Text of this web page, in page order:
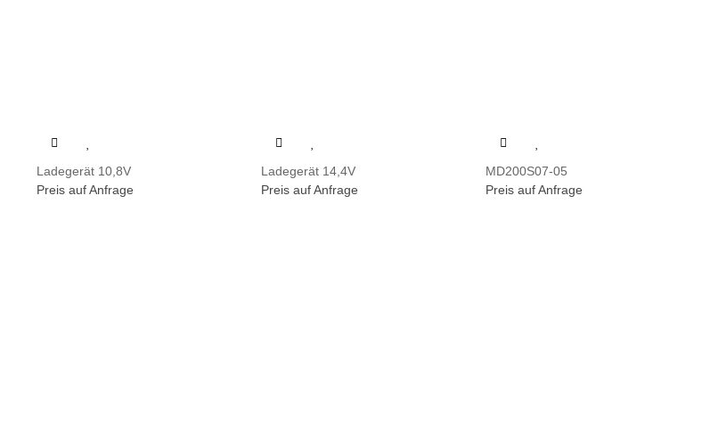
Ladegerät 10,8V
Preis auf Anfrage
Ladegerät 14,4V
Preis auf Anfrage
MD200S07-05
Preis auf Anfrage